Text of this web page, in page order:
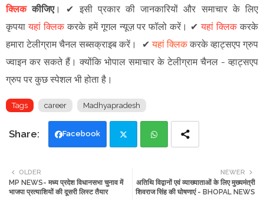
क्लिककीजिए। ✔ इसी प्रकार की जानकारियों और समाचार के लिए
कृपयायहां क्लिककरके हमें गूगल न्यूज़ पर फॉलो करें । ✔यहां क्लिककरके
हमारा टेलीग्राम चैनल सब्सक्राइब करें।
✔यहां क्लिककरके व्हाट्सएप ग्रुप
ज्वाइन कर सकते हैं। क्योंकि भोपाल समाचार के टेलीग्राम चैनल - व्हाट्सएप
ग्रुप पर कुछ स्पेशल भी होता है।
Tags career Madhyapradesh
Facebook
tte ats
NEWER
अतिथि विद्वानों एवं व्याख्याताओं के लिए मुख्यमंत्री
शिवराज सिंह की घोषणाएं - BHOPAL NEWS
OLDER
MP NEWS- मध्य प्रदेश विधानसभा चुनाव में
भाजपा प्रत्याशियों की दूसरी लिस्ट तैयार